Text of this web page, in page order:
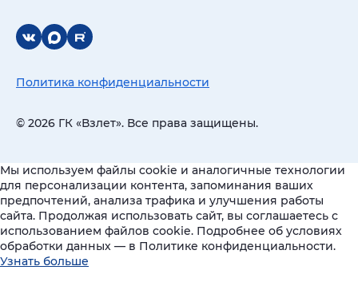
© 2026 ГК «Взлет». Все права защищены.
Политика конфиденциальности
Мы используем файлы cookie и аналогичные технологии
для персонализации контента, запоминания ваших
предпочтений, анализа трафика и улучшения работы
сайта. Продолжая использовать сайт, вы соглашаетесь с
использованием файлов cookie. Подробнее об условиях
обработки данных — в Политике конфиденциальности.
Узнать больше